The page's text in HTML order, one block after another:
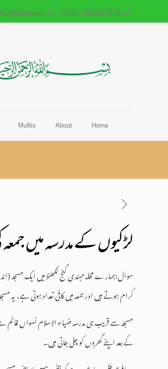
0091-9450357238
Home
About
Muftis
لڑکیوں کے مدرسہ میں جمعہ
سوال:ہمارے محلہ مہندی گنج لکھنؤ میں ایک
کرام ہوتے ہیں اور جمعہ میں کافی تعداد ہوتی ہے،
مسجد سے قریب ہی مدرسہ ضیاء الاسلام نسواں قائم
کے بعد اپنے گھروں کو چلی جاتی ہیں۔